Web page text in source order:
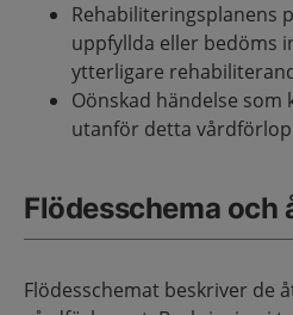
Rehabiliteringsplanens
uppfyllda eller bedöms
ytterligare
Oönskad händelse som
utanför detta
Flödesschema och
Flödesschemat beskriver de